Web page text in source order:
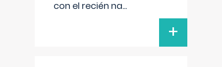
con el recién na...
+